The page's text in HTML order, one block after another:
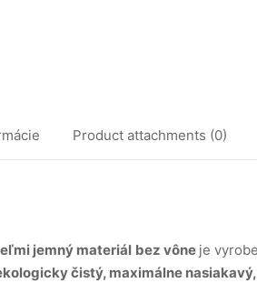
Product attachments (0)
jemný materiál bez vône je
čistý, maximálne